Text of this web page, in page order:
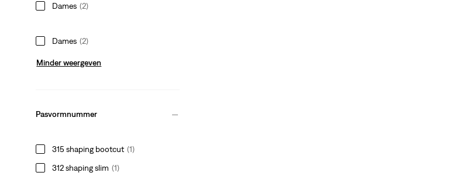
Dames (2)
Dames (2)
Minder weergeven
Pasvormnummer
315 shaping bootcut (1)
312 shaping slim (1)